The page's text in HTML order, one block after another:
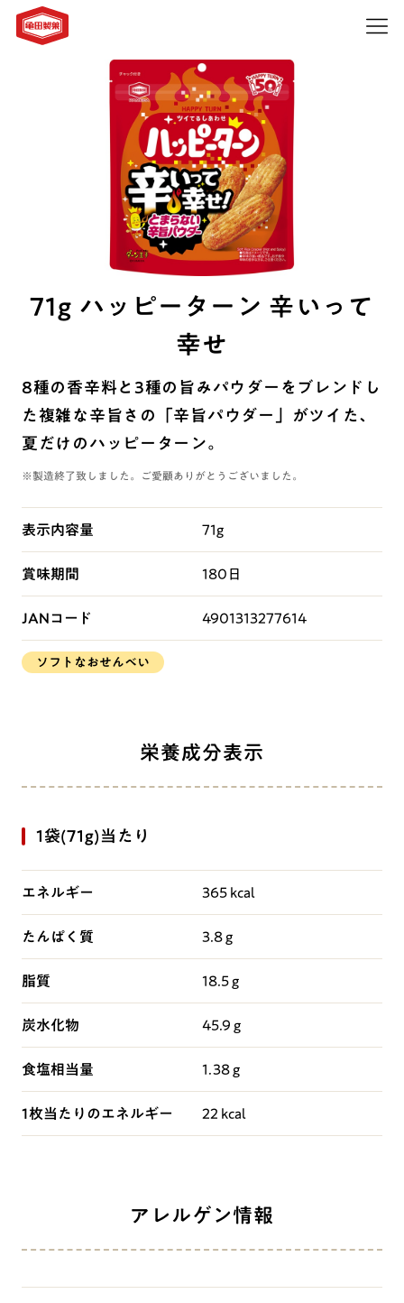
71g ハッピーターン 辛いって
幸せ
8種の香辛料と3種の旨みパウダーをブレンドし
た複雑な辛旨さの「辛旨パウダー」がツイた、
夏だけのハッピーターン。
※製造終了致しました。ご愛顧ありがとうございました。
表示内容量 71g
賞味期間 180日
JANコード 4901313277614
ソフトなおせんべい
栄養成分表示
1袋(71g)当たり
エネルギー 365 kcal
たんぱく質 3.8 g
脂質 18.5 g
炭水化物 45.9 g
食塩相当量 1.38 g
1枚当たりのエネルギー 22 kcal
アレルゲン情報